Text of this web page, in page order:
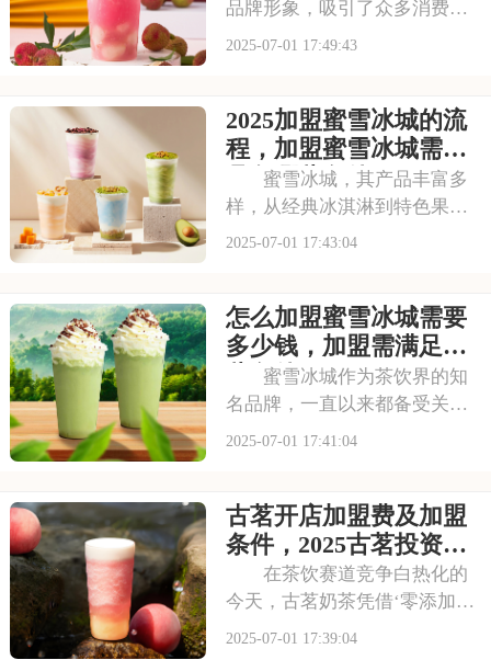
品牌形象，吸引了众多消费者
的目光。其成熟的运营模式和
冰城需要投入多少费用呢？以
下是开一家蜜雪冰城需要投资
多少钱，加盟蜜雪冰
2025-07-01 17:49:43
2025加盟蜜雪冰城的流
程，加盟蜜雪冰城需要
具备哪些条件
蜜雪冰城，其产品丰富多
样，从经典冰淇淋到特色果
茶，满足不同消费者口味。门
力和市场潜力，让众多投资者
心动不已，那么加盟蜜雪冰城
需要多少费用呢？以下
2025-07-01 17:43:04
怎么加盟蜜雪冰城需要
多少钱，加盟需满足哪
些条件
蜜雪冰城作为茶饮界的知
名品牌，一直以来都备受关
注。它以丰富的产品线和高性
班族，都是蜜雪冰城的忠实粉
丝。那么，加盟蜜雪冰城的费
用究竟是多少呢？下面
2025-07-01 17:41:04
古茗开店加盟费及加盟
条件，2025古茗投资预
算是多少
在茶饮赛道竞争白热化的
今天，古茗奶茶凭借‘零添加、
低糖健康’的差异化定位，深受
2025-07-01 17:39:04